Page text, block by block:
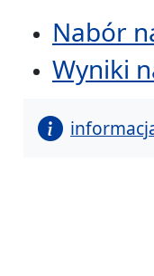
strazników
i majatek SM
Nabór
Wyniki